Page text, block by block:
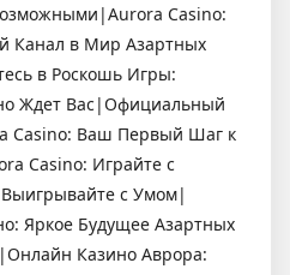
Casino:
Канал в Мир Азартных
в Роскошь Игры:
Ждет Вас|Официальный
Casino: Ваш Первый Шаг к
Casino: Играйте с
с Умом|
Яркое Будущее Азартных
Казино Аврора: